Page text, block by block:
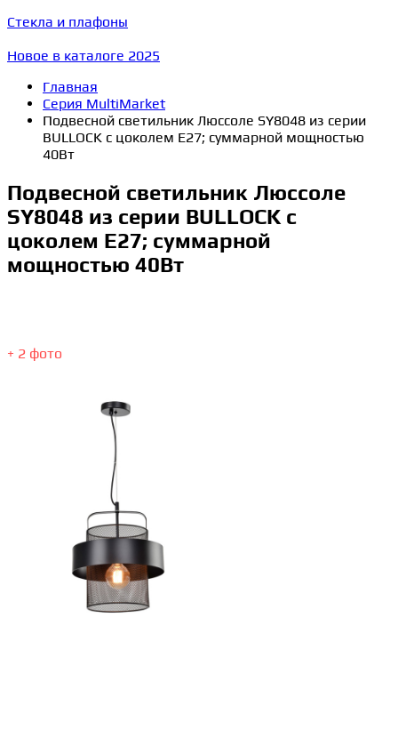
Стекла и плафоны
Новое в каталоге 2025
Главная
Серия MultiMarket
Подвесной светильник Люссоле SY8048 из серии
BULLOCK с цоколем E27; суммарной мощностью
40Вт
Подвесной светильник Люссоле
SY8048 из серии BULLOCK с
цоколем E27; суммарной
мощностью 40Вт
+ 2 фото